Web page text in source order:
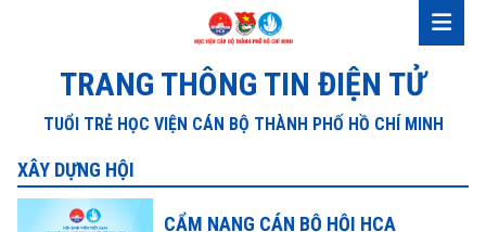
TRANG THÔNG TIN ĐIỆN TỬ
TUỔI TRẺ HỌC VIỆN CÁN BỘ THÀNH PHỐ HỒ CHÍ MINH
XÂY DỰNG HỘI
CẨM NANG CÁN BỘ HỘI HCA